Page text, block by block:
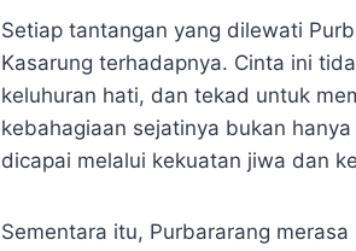
Setiap tantangan yang dilewati
Kasarung terhadapnya. Cinta ini
keluhuran hati, dan tekad untuk
kebahagiaan sejatinya bukan
dicapai melalui kekuatan jiwa dan
Sementara itu, Purbararang